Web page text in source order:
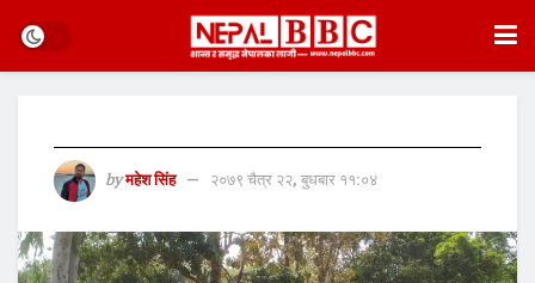
by महेश सिंह २०७९ चैत्र २२, बुधबार ११:०४